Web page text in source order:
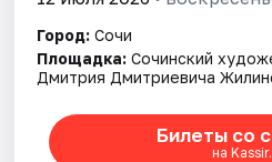
Город: Сочи
Площадка: Сочинский
Дмитрия Дмитриевича
Билеты со
на